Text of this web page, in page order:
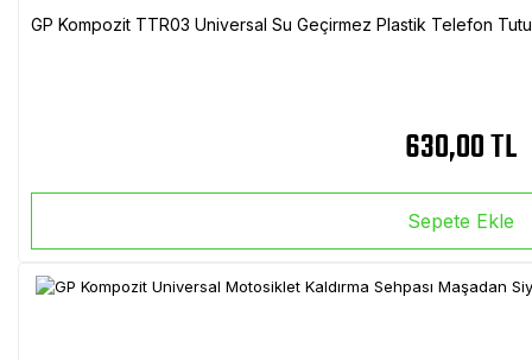
GP Kompozit TTR03 Universal Su Geçirmez Plastik Telefon
630,00 TL
Sepete Ekle